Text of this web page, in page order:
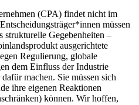
(CPA) findet nicht im
müssen
strukturelle Gegebenheiten –
ausgerichtete
Regulierung, globale
dem Einfluss der Industrie
machen. Sie müssen sich
ihre eigenen Reaktionen
können. Wir hoffen,